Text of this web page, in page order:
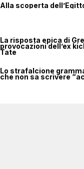
Alla scoperta
La risposta epica di
provocazioni dell’ex
Tate
Lo strafalcione
che non sa scrivere